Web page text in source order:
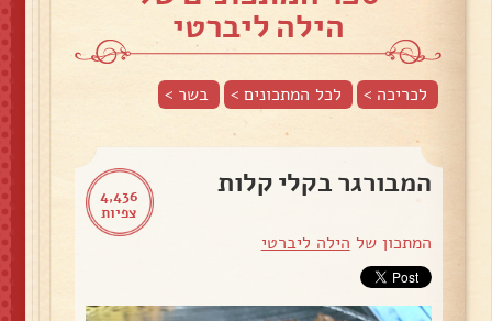
הילה ליברטי
לכריכה > לכל המתכונים > בשר >
4,436
צפיות
המבורגר בקלי קלות
המתכון של הילה ליברטי